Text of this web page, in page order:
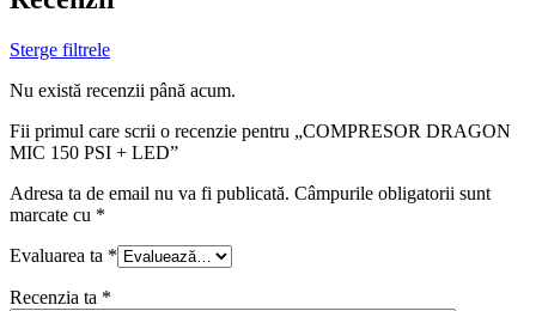
Sterge filtrele
Nu există recenzii până acum.
Fii primul care scrii o recenzie pentru „COMPRESOR DRAGON
MIC 150 PSI + LED”
Adresa ta de email nu va fi publicată. Câmpurile obligatorii sunt
marcate cu *
Evaluarea ta *
Recenzia ta *